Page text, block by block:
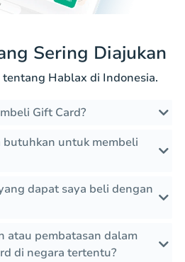
Sering Diajukan
Hablax di Indonesia.
Gift Card?
butuhkan untuk membeli
dapat saya beli dengan
atau pembatasan dalam
di negara tertentu?